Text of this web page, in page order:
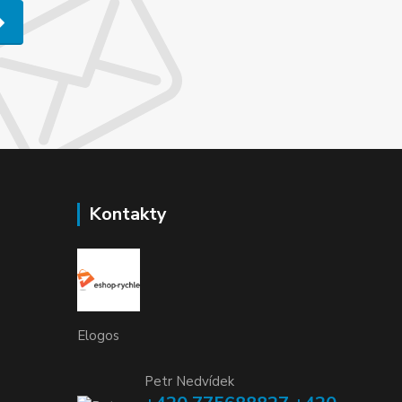
Kontakty
Elogos
Petr Nedvídek